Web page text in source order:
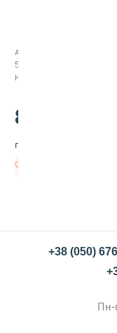
с
и
т
ь
г
л
е
Арт:
542007
Нет в наличии
80
грн/шт
+38 (050)
Пн-